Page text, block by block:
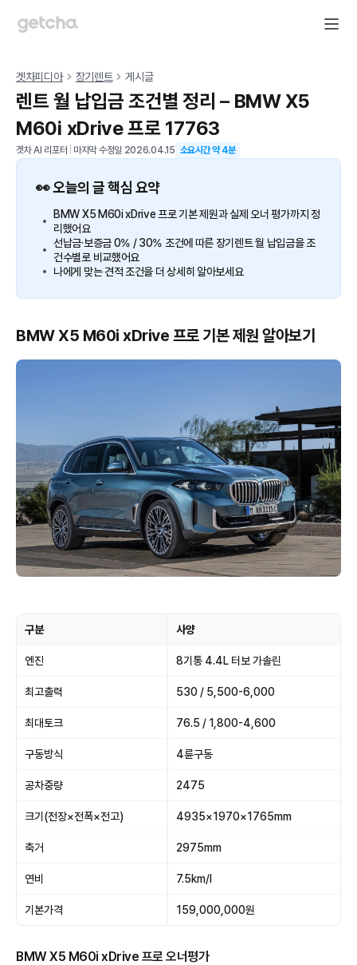
겟차피디아 장기렌트 게시글
렌트 월 납입금 조건별 정리 – BMW X5
M60i xDrive 프로 17763
겟차 AI 리포터 마지막 수정일 2026.04.15 소요시간 약4분
👀 오늘의 글 핵심 요약
BMW X5 M60i xDrive 프로 기본 제원과 실제 오너 평가까지 정
리했어요
선납금·보증금 0% / 30% 조건에 따른 장기렌트 월 납입금을 조
건수별로 비교했어요
나에게 맞는 견적 조건을 더 상세히 알아보세요
BMW X5 M60i xDrive 프로 기본 제원 알아보기
구분 사양
엔진 8기통 4.4L 터보 가솔린
최고출력 530 / 5,500-6,000
최대토크 76.5 / 1,800-4,600
구동방식 4륜구동
공차중량 2475
크기(전장×전폭×전고) 4935×1970×1765mm
축거 2975mm
연비 7.5km/l
기본가격 159,000,000원
BMW X5 M60i xDrive 프로 오너평가